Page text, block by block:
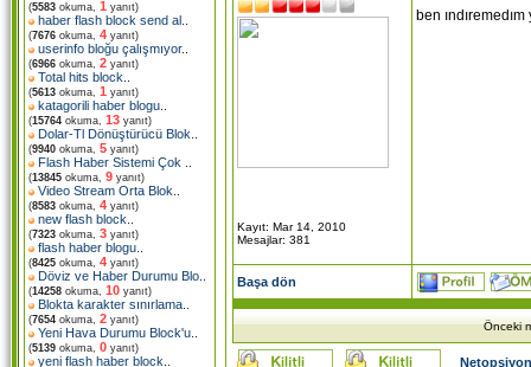
(5583 okuma, 1 yanıt)
haber flash block send al
(7676 okuma, 4 yanıt)
userinfo bloğu çalışmıyor..
(6966 okuma, 2 yanıt)
Total hits block
(5613 okuma, 1 yanıt)
katagorili haber blogu
(15764 okuma, 13 yanıt)
Dolar-Tl Dönüştürücü Blok
(9940 okuma, 5 yanıt)
Flash Haber Sistemi Çok
(13845 okuma, 9 yanıt)
Video Stream Orta Blok
(8583 okuma, 4 yanıt)
new flash block
(7323 okuma, 3 yanıt)
flash haber blogu
(8425 okuma, 4 yanıt)
Döviz ve Haber Durumu Blo
(14258 okuma, 10 yanıt)
Blokta karakter sınırlama
(7654 okuma, 2 yanıt)
Yeni Hava Durumu Block'u
(5139 okuma, 0 yanıt)
yeni flash haber block
Kayıt: Mar 14, 2010
Mesajlar: 381
ben
Başa dön
Önceki